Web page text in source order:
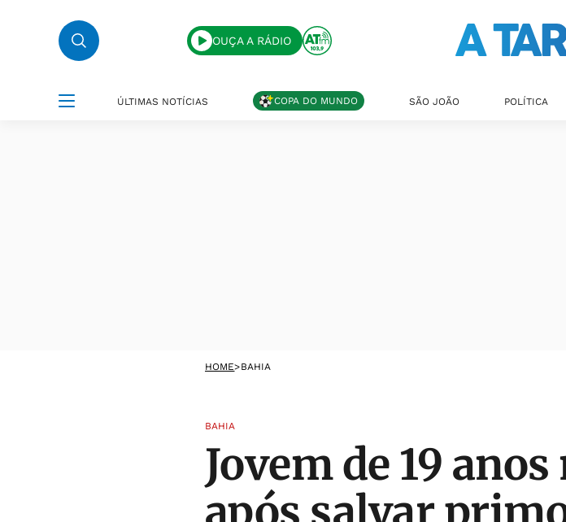
OUÇA A RÁDIO
ÚLTIMAS NOTÍCIAS COPA DO MUNDO SÃO JOÃO POLÍTICA
HOME>BAHIA
BAHIA
Jovem de 19